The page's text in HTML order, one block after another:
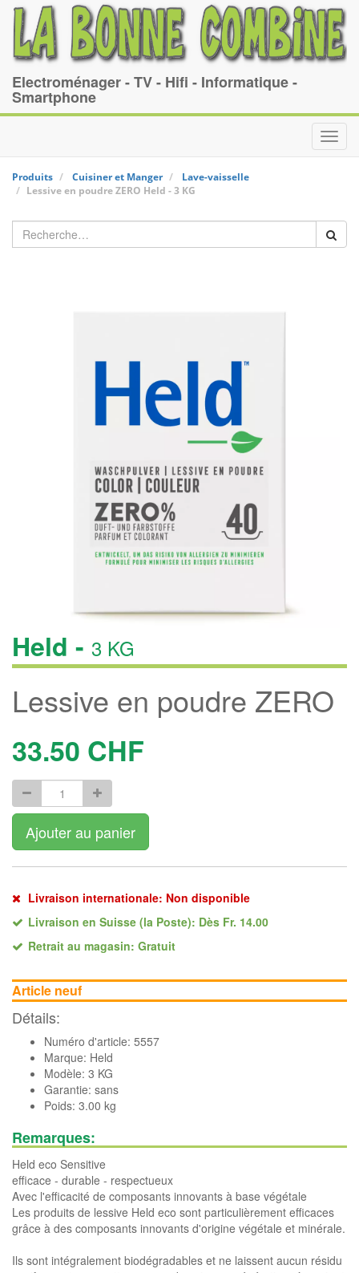
Electroménager - TV - Hifi - Informatique -
Smartphone
Produits Cuisiner et Manger
Lave-vaisselle
Lessive en poudre ZERO Held -3 KG
Held - 3 KG
Lessive en poudre ZERO
33.50 CHF
Ajouter au panier
Livraison internationale: Non disponible
Livraison en Suisse (la Poste): Dès Fr. 14.00
Retrait au magasin: Gratuit
Article neuf
Détails:
Numéro d'article: 5557
Marque: Held
Modèle: 3 KG
Garantie: sans
Poids: 3.00 kg
Remarques:
Held eco Sensitive
efficace - durable - respectueux
Avec l'efficacité de composants innovants à base végétale
Les produits de lessive Held eco sont particulièrement efficaces
grâce à des composants innovants d'origine végétale et minérale.
Ils sont intégralement biodégradables et ne laissent aucun résidu